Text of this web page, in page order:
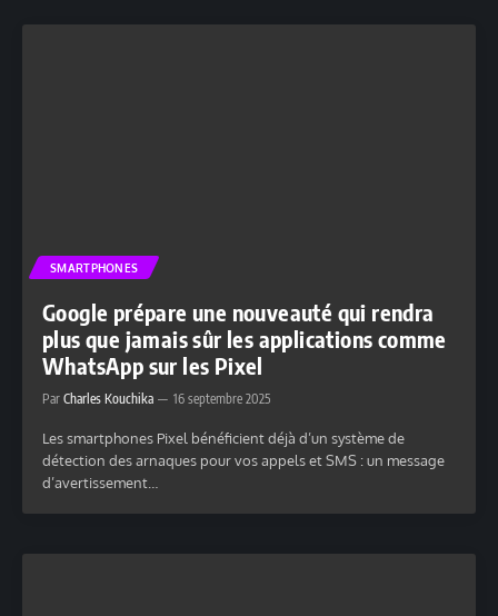
SMARTPHONES
Google prépare une nouveauté qui rendra
plus que jamais sûr les applications comme
WhatsApp sur les Pixel
Par Charles Kouchika 16 septembre 2025
Les smartphones Pixel bénéficient déjà d’un système de
détection des arnaques pour vos appels et SMS : un message
d’avertissement…